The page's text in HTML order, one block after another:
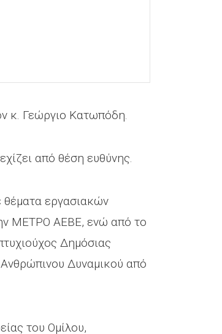
κ. Γεώργιο Κατωπόδη.
από θέση ευθύνης.
θέματα εργασιακών
ΜΕΤΡΟ ΑΕΒΕ, ενώ από το
Δημόσιας
Δυναμικού από
του Ομίλου,